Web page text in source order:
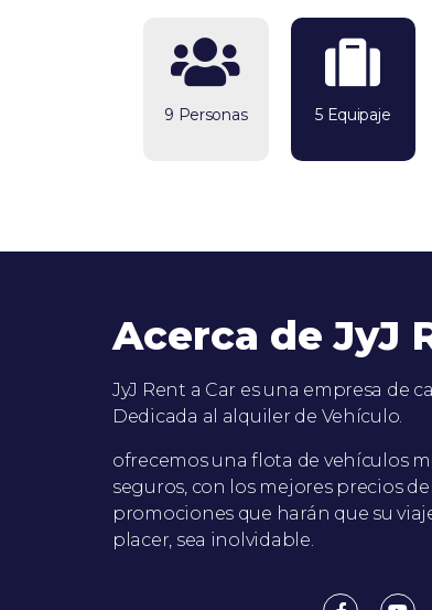
9 Personas 5 Equipaje
Acerca de JyJ
JyJ Rent a Car es una empresa de
Dedicada al alquiler de Vehículo.
ofrecemos una flota de vehículos
seguros, con los mejores precios
promociones que harán que su
placer, sea inolvidable.